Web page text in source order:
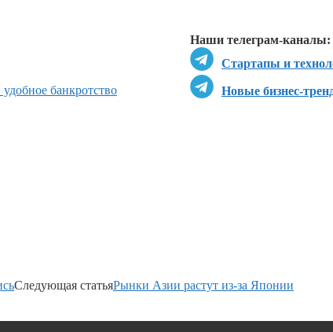
Наши телеграм-каналы:
Стартапы и
Новые бизнес-
банкротство
Следующая статьяРынки Азии растут из-за Японии